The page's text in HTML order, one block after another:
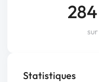
Statistiques